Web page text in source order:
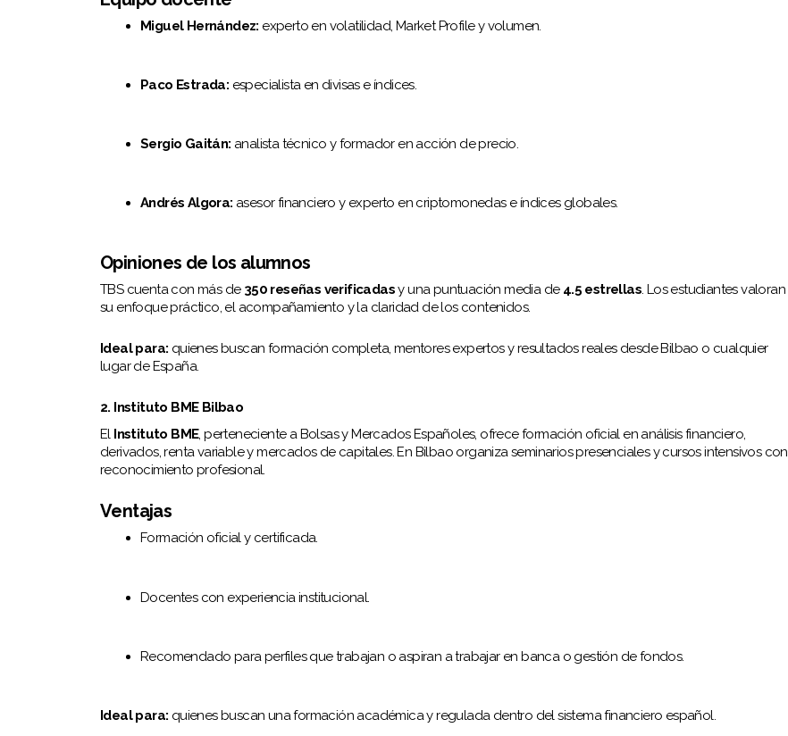
Miguel Hernández: experto en volatilidad, Market Profile y volumen.
Paco Estrada: especialista en divisas e índices.
Sergio Gaitán: analista técnico y formador en acción de precio.
Andrés Algora: asesor financiero y experto en criptomonedas e índices globales.
Opiniones de los alumnos
TBS cuenta con más de 350 reseñas verificadasy una puntuación media de 4.5 estrellas. Los estudiantes valoran
su enfoque práctico, el acompañamiento y la claridad de los contenidos.
Ideal para: quienes buscan formación completa, mentores expertos y resultados reales desde Bilbao o cualquier
lugar de España.
2. Instituto BME Bilbao
El Instituto BME, perteneciente a Bolsas y Mercados Españoles, ofrece formación oficial en análisis financiero,
derivados, renta variable y mercados de capitales. En Bilbao organiza seminarios presenciales y cursos intensivos con
reconocimiento profesional.
Ventajas
Formación oficial y certificada.
Docentes con experiencia institucional.
Recomendado para perfiles que trabajan o aspiran a trabajar en banca o gestión de fondos.
Ideal para: quienes buscan una formación académica y regulada dentro del sistema financiero español.